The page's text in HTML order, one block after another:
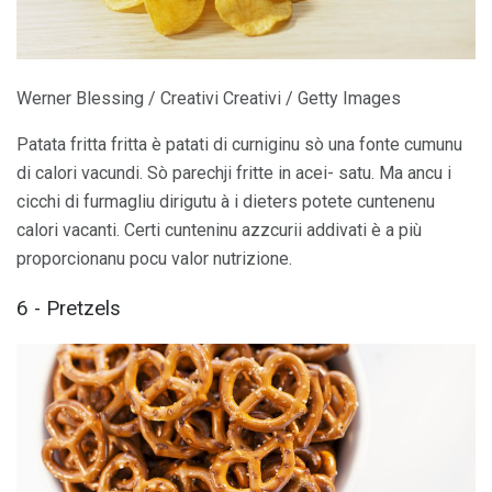
Werner Blessing / Creativi Creativi / Getty Images
Patata fritta fritta è patati di curniginu sò una fonte cumunu
di calori vacundi. Sò parechji fritte in acei- satu. Ma ancu i
cicchi di furmagliu dirigutu à i dieters potete cuntenenu
calori vacanti. Certi cunteninu azzcurii addivati ​​è a più
proporcionanu pocu valor nutrizione.
6 - Pretzels